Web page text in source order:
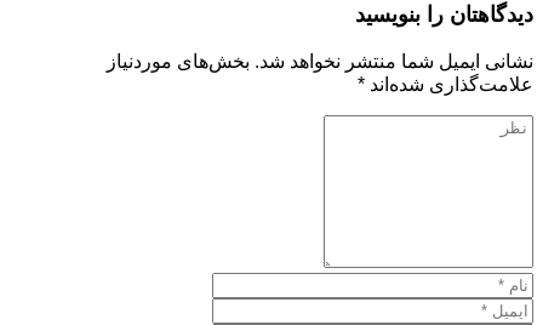
دیدگاهتان را بنویسید
نشانی ایمیل شما منتشر نخواهد شد. بخش‌های موردنیاز
علامت‌گذاری شده‌اند *